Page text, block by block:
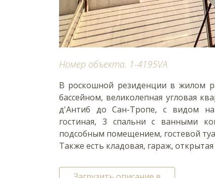
Номер объекта. 1-4195VA
В роскошной резиденции в жилом
бассейном, великолепная угловая
д'Антиб до Сан-Тропе, с видом на
гостиная, 3 спальни с ванными
подсобным помещением, гостевой
Также есть кладовая, гараж,